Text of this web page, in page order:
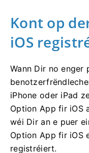
Kont op
iOS
Wann Dir no enger
iPhone oder iPad
Option App fir iOS
wéi Dir an e puer
Option App fir iOS
registréiert.